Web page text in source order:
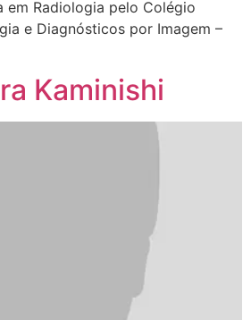
em Radiologia pelo Colégio
e Diagnósticos por Imagem –
Kaminishi